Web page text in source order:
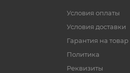
Условия оплаты
Условия доставки
Гарантия на товар
Политика
Реквизиты